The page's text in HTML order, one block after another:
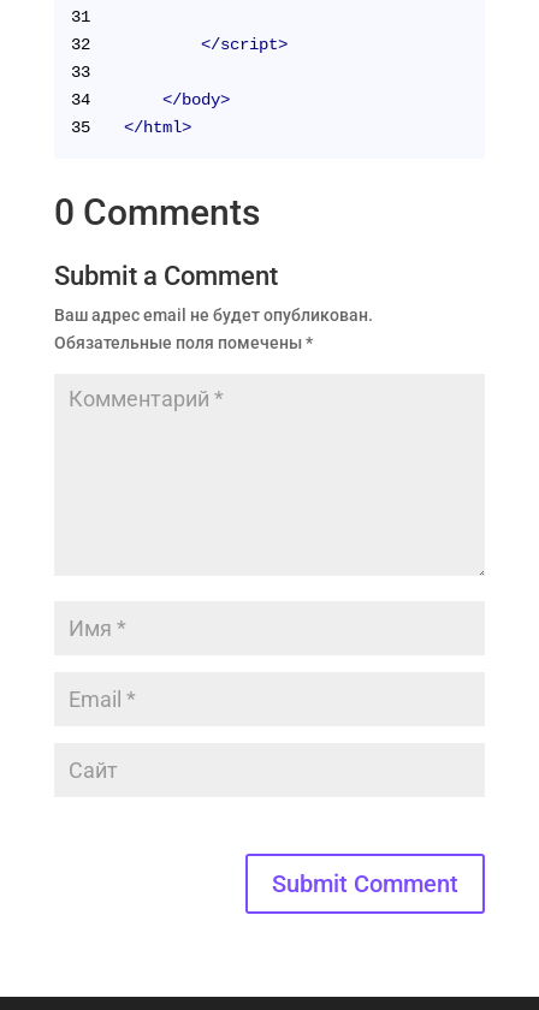
31
32
</script>
33
34
</body>
35
</html>
0 Comments
Submit a Comment
Ваш адрес email не будет опубликован.
Обязательные поля помечены*
Submit Comment